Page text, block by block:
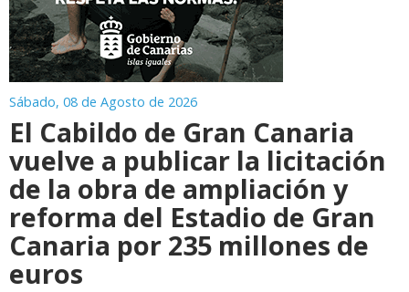
Sábado, 08 de Agosto de 2026
El Cabildo de Gran Canaria
vuelve a publicar la licitación
de la obra de ampliación y
reforma del Estadio de Gran
Canaria por 235 millones de
euros